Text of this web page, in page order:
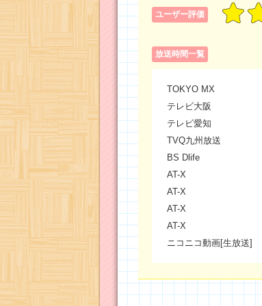
ユーザー評価
放送時間一覧
TOKYO MX
テレビ大阪
テレビ愛知
TVQ九州放送
BS Dlife
AT-X
AT-X
AT-X
AT-X
ニコニコ動画[生放送]